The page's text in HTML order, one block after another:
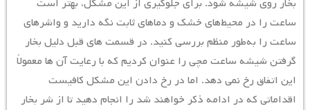
بخار روی شیشه شود. برای جلوگیری از این مشکل، بهتر است
ساعت را در محیط‌های خشک و دماهای ثابت نگه دارید و واشرهای
ساعت را به‌طور منظم بررسی کنید. در قسمت های قبل دلیل بخار
گرفتن شیشه ساعت مچی را عنوان کردیم که با رعایت آن ها معمولاً
این اتفاق رخ نمی دهد. اما در رخ دادن این مشکل کافیست
اقداماتی که در ادامه ذکر خواهند شد را انجام دهید تا از شر بخار